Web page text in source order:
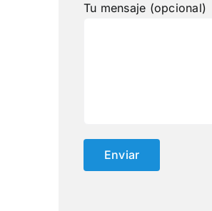
Tu mensaje (opcional)